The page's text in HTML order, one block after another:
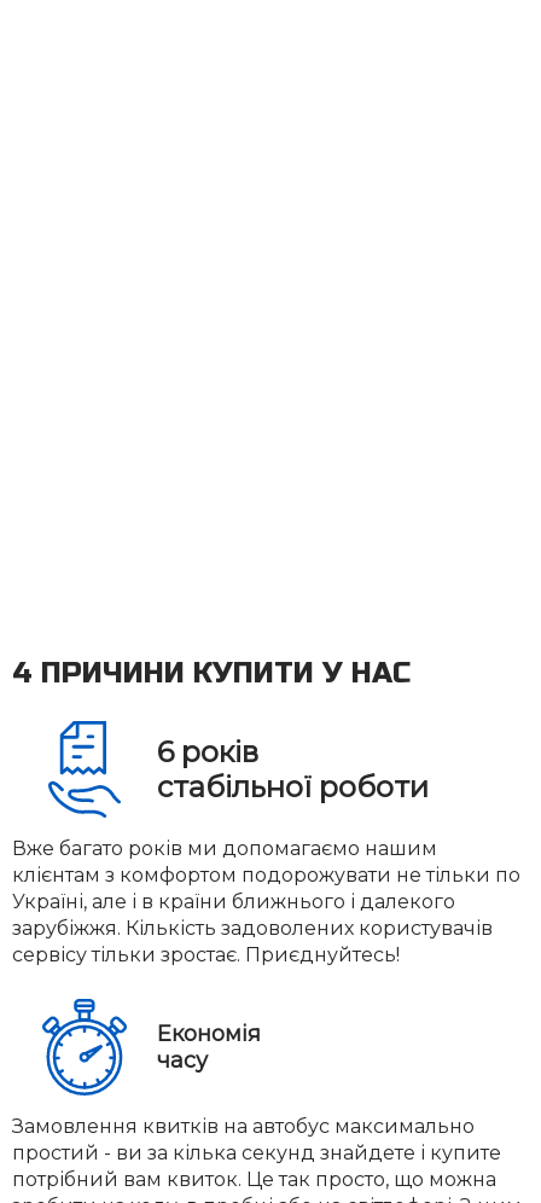
4 ПРИЧИНИ КУПИТИ У НАС
6 років
стабільної роботи
Вже багато років ми допомагаємо нашим
клієнтам з комфортом подорожувати не тільки по
Україні, але і в країни ближнього і далекого
зарубіжжя. Кількість задоволених користувачів
сервісу тільки зростає. Приєднуйтесь!
Економія
часу
Замовлення квитків на автобус максимально
простий - ви за кілька секунд знайдете і купите
потрібний вам квиток. Це так просто, що можна